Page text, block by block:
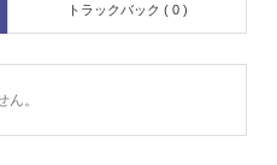
トラックバック ( 0 )
。